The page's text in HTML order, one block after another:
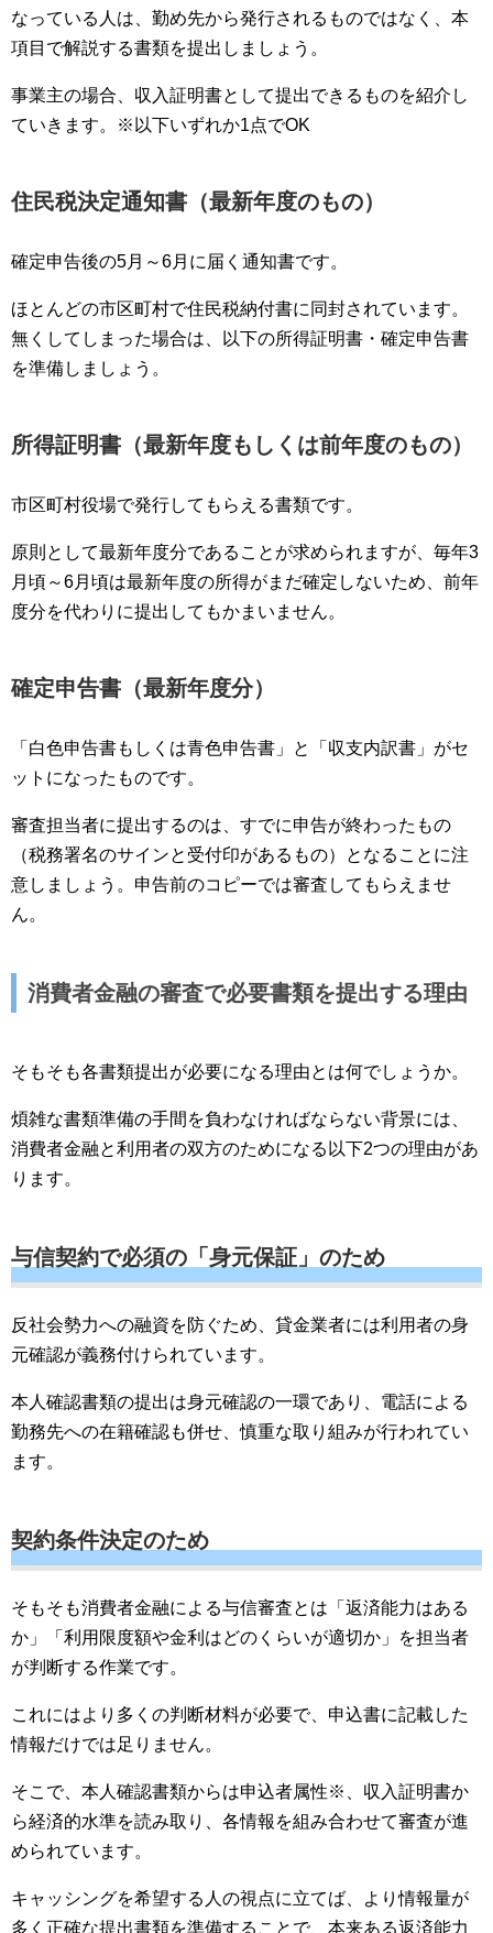
なっている人は、勤め先から発行されるものではなく、本
項目で解説する書類を提出しましょう。
事業主の場合、収入証明書として提出できるものを紹介し
ていきます。※以下いずれか1点でOK
住民税決定通知書（最新年度のもの）
確定申告後の5月～6月に届く通知書です。
ほとんどの市区町村で住民税納付書に同封されています。
無くしてしまった場合は、以下の所得証明書・確定申告書
を準備しましょう。
所得証明書（最新年度もしくは前年度のもの）
市区町村役場で発行してもらえる書類です。
原則として最新年度分であることが求められますが、毎年3
月頃～6月頃は最新年度の所得がまだ確定しないため、前年
度分を代わりに提出してもかまいません。
確定申告書（最新年度分）
「白色申告書もしくは青色申告書」と「収支内訳書」がセ
ットになったものです。
審査担当者に提出するのは、すでに申告が終わったもの
（税務署名のサインと受付印があるもの）となることに注
意しましょう。申告前のコピーでは審査してもらえませ
ん。
消費者金融の審査で必要書類を提出する理由
そもそも各書類提出が必要になる理由とは何でしょうか。
煩雑な書類準備の手間を負わなければならない背景には、
消費者金融と利用者の双方のためになる以下2つの理由があ
ります。
与信契約で必須の「身元保証」のため
反社会勢力への融資を防ぐため、貸金業者には利用者の身
元確認が義務付けられています。
本人確認書類の提出は身元確認の一環であり、電話による
勤務先への在籍確認も併せ、慎重な取り組みが行われてい
ます。
契約条件決定のため
そもそも消費者金融による与信審査とは「返済能力はある
か」「利用限度額や金利はどのくらいが適切か」を担当者
が判断する作業です。
これにはより多くの判断材料が必要で、申込書に記載した
情報だけでは足りません。
そこで、本人確認書類からは申込者属性※、収入証明書か
ら経済的水準を読み取り、各情報を組み合わせて審査が進
められています。
キャッシングを希望する人の視点に立てば、より情報量が
多く正確な提出書類を準備することで、本来ある返済能力